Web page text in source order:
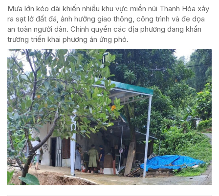
Mưa lớn kéo dài khiến nhiều khu vực miền núi Thanh Hóa xảy
ra sạt lở đất đá, ảnh hưởng giao thông, công trình và đe dọa
an toàn người dân. Chính quyền các địa phương đang khẩn
trương triển khai phương án ứng phó.